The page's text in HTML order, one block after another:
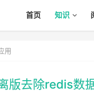
首页 知识
用
版去除redis数